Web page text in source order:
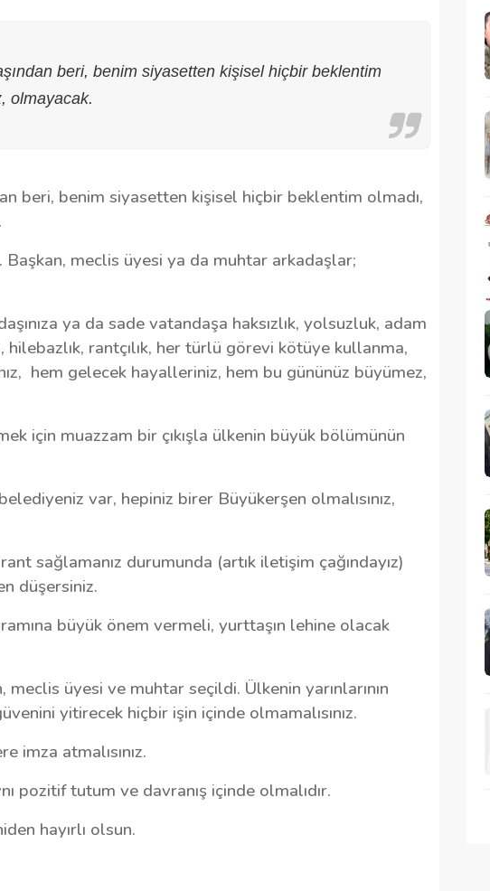
beri, benim siyasetten kişisel hiçbir beklentim
olmayacak.
beri, benim siyasetten kişisel hiçbir beklentim olmadı,
meclis üyesi ya da muhtar arkadaşlar;
ya da sade vatandaşa haksızlık, yolsuzluk, adam
hilebazlık, rantçılık, her türlü görevi kötüye kullanma,
hem gelecek hayalleriniz, hem bu gününüz büyümez,
için muazzam bir çıkışla ülkenin büyük bölümünün
var, hepiniz birer Büyükerşen olmalısınız,
sağlamanız durumunda (artık iletişim çağındayız)
düşersiniz.
büyük önem vermeli, yurttaşın lehine olacak
üyesi ve muhtar seçildi. Ülkenin yarınlarının
yitirecek hiçbir işin içinde olmamalısınız.
imza atmalısınız.
pozitif tutum ve davranış içinde olmalıdır.
hayırlı olsun.